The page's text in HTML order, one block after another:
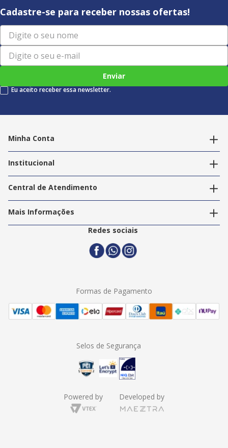
Cadastre-se para receber nossas ofertas!
Enviar
Eu aceito receber essa newsletter.
Minha Conta
Editar endereços
Institucional
Nossas Lojas
Trabalhe Conosco
Central de Atendimento
Política de Privacidade
Termos e Condições
Politica de Entrega
Mais Informações
2ª Via Nota Fiscal
Redes sociais
Formas de Pagamento
Selos de Segurança
Powered by Developed by